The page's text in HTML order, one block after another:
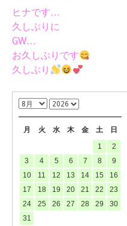
ヒナです…
久しぶりに
GW…
お久しぶりです
久しぶり
月 火 水 木 金 土 日
1
2
3
4 5 6 7 8
9
10
11 12 13 14 15
16
17
18 19 20 21 22
23
24
25 26 27 28 29
30
31